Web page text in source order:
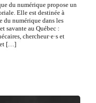
du numérique propose un
Elle est destinée à
du numérique dans les
savante au Québec :
chercheur·e·s et
et […]